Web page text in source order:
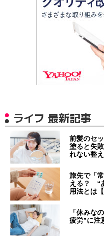
ライフ 最新記事
前髪のセ
塗ると失
れない整
旅先で「
える？ “
用法とは
「休みな
疲労”に注